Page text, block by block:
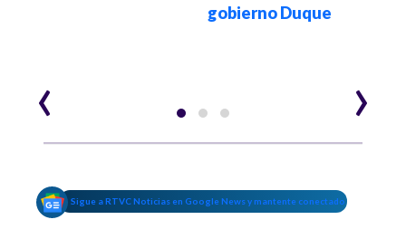
gobierno Duque
‹ ›
Sigue a RTVC Noticias en Google News y mantente conectado